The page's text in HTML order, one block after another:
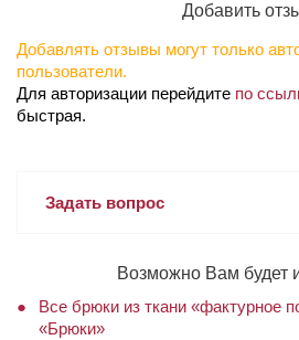
Добавить
Добавлять отзывы могут только
пользователи.
Для авторизации перейдите по
быстрая.
Задать вопрос
Возможно Вам будет
Все брюки из ткани «фактурное
«Брюки»